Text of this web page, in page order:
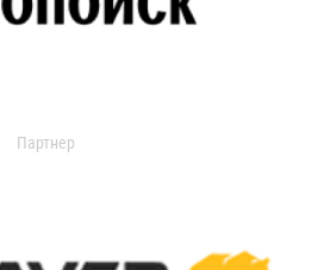
Партнер